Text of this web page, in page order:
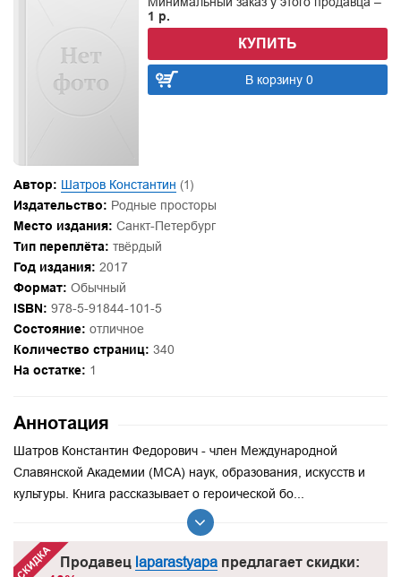
1 р.
КУПИТЬ
В корзину 0
Автор: Шатров Константин (1)
Издательство: Родные просторы
Место издания: Санкт-Петербург
Тип переплёта: твёрдый
Год издания: 2017
Формат: Обычный
ISBN: 978-5-91844-101-5
Состояние: отличное
Количество страниц: 340
На остатке: 1
Аннотация
Шатров Константин Федорович - член Международной
Славянской Академии (МСА) наук, образования, искусств и
культуры. Книга рассказывает о героической бо...
Продавец laparastyapaпредлагает скидки: